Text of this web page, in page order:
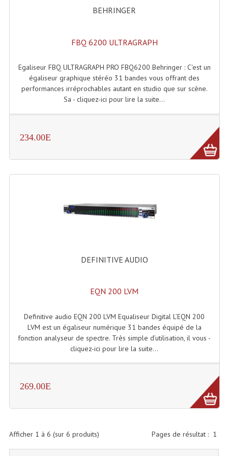
Système Sans Fil In-Ear Monitoring
Controleurs DJ USB / MP3
Consoles Sono Et Studio
Lumière
Changeurs De Couleurs
Effets Lumineux À Leds
Effets Lumineux, Centre De Piste
Chenillards Modulateurs
BEHRINGER
FBQ 6200 ULTRAGRAPH
Egaliseur FBQ ULTRAGRAPH PRO FBQ6200 Behringer : C'est un
égaliseur graphique stéréo 31 bandes vous offrant des
performances irréprochables autant en studio que sur scène.
Sa - cliquez-ici pour lire la suite...
234.00E
DEFINITIVE AUDIO
EQN 200 LVM
Definitive audio EQN 200 LVM Equaliseur Digital L’EQN 200
LVM est un égaliseur numérique 31 bandes équipé de la
fonction analyseur de spectre. Très simple d’utilisation, il vous -
cliquez-ici pour lire la suite...
269.00E
Pages de résultat : 1
Afficher 1 à 6 (sur 6 produits)